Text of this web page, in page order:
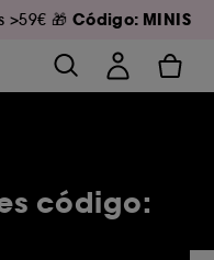
🎁 Código: MINIS
código: